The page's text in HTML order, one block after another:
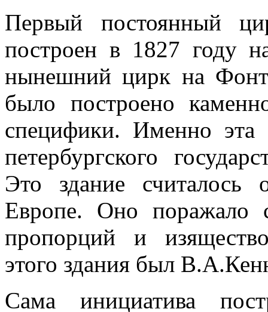
Первый постоянный
построен в 1827 году
нынешний цирк на
было построено
специфики. Именно эта
петербургского
Это здание
Европе. Оно поражало
пропорций и
этого здания был
Сама инициатива